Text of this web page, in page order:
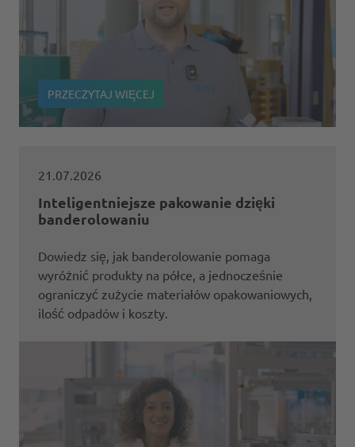
PRZECZYTAJ WIĘCEJ
21.07.2026
Inteligentniejsze pakowanie dzięki
banderolowaniu
Dowiedz się, jak banderolowanie pomaga
wyróżnić produkty na półce, a jednocześnie
ograniczyć zużycie materiałów opakowaniowych,
ilość odpadów i koszty.